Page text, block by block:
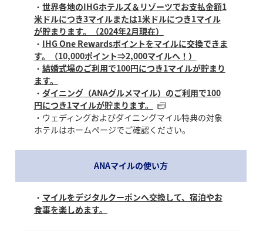
・ 世界各地のIHGホテルズ＆リゾーツでお支払金額1
米ドルにつき3マイルまたは1米ドルにつき1マイル
が貯まります。（2024年2月現在）
・ IHG One Rewardsポイントをマイルに交換できま
す。（10,000ポイント⇒2,000マイルへ！）
・ 結婚式場のご利用で100円につき1マイルが貯まり
ます。
・ ダイニング（ANAグルメマイル）のご利用で100
円につき1マイルが貯まります。
・ウェディングおよびダイニングマイル特典の対象
ホテルはホームページでご確認ください。
ANAマイルの使い方
・ マイルをデジタルクーポンへ交換して、宿泊やお
食事を楽しめます。